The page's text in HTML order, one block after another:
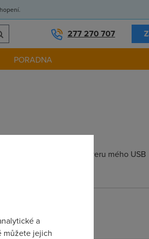
277 270 707
PORADNA
Celý problém byl v driveru mého USB
a
můžete jejich